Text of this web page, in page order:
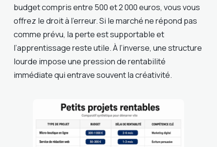
budget compris entre 500 et 2 000 euros, vous vous
offrez le droit à l’erreur. Si le marché ne répond pas
comme prévu, la perte est supportable et
l’apprentissage reste utile. À l’inverse, une structure
lourde impose une pression de rentabilité
immédiate qui entrave souvent la créativité.